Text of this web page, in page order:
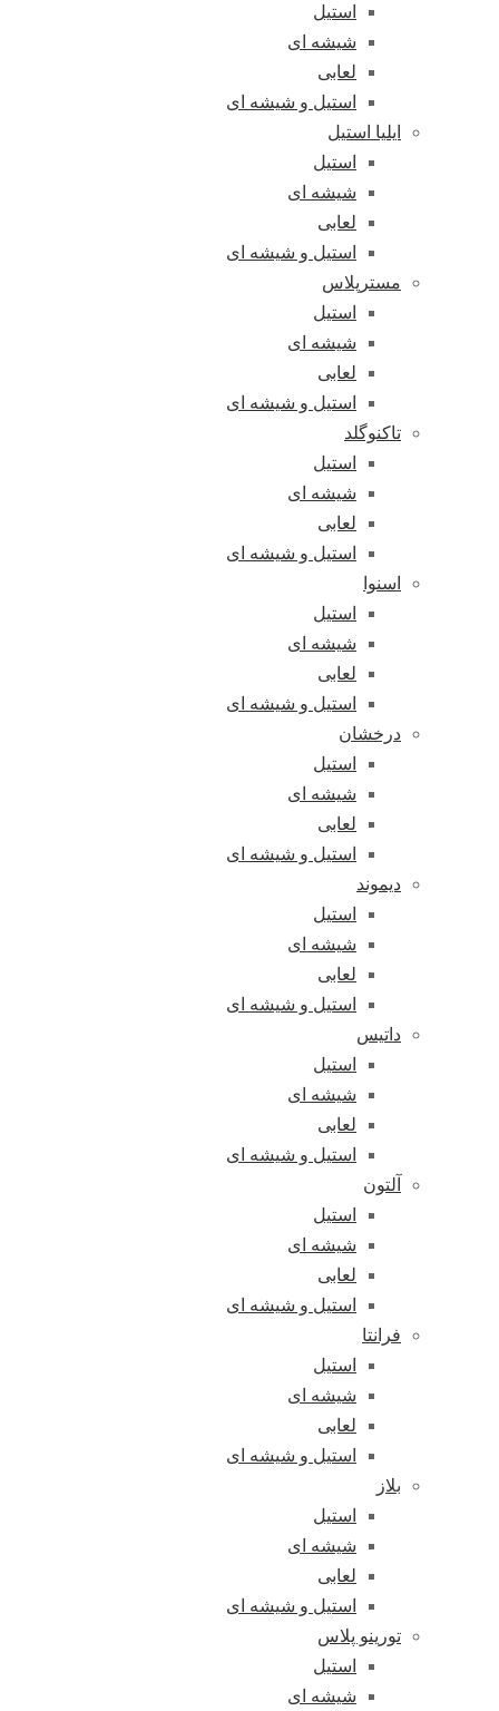
استیل
شیشه ای
لعابی
استیل و شیشه ای
ایلیا استیل
استیل
شیشه ای
لعابی
استیل و شیشه ای
مسترپلاس
استیل
شیشه ای
لعابی
استیل و شیشه ای
تاکنوگلد
استیل
شیشه ای
لعابی
استیل و شیشه ای
اسنوا
استیل
شیشه ای
لعابی
استیل و شیشه ای
درخشان
استیل
شیشه ای
لعابی
استیل و شیشه ای
دیموند
استیل
شیشه ای
لعابی
استیل و شیشه ای
داتیس
استیل
شیشه ای
لعابی
استیل و شیشه ای
آلتون
استیل
شیشه ای
لعابی
استیل و شیشه ای
فرانتا
استیل
شیشه ای
لعابی
استیل و شیشه ای
بلاز
استیل
شیشه ای
لعابی
استیل و شیشه ای
تورینو پلاس
استیل
شیشه ای